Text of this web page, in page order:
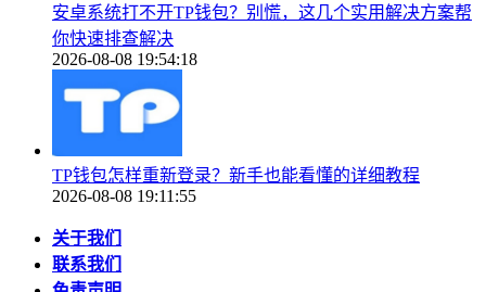
安卓系统打不开TP钱包？别慌，这几个实用解决方案帮
你快速排查解决
2026-08-08 19:54:18
TP钱包怎样重新登录？新手也能看懂的详细教程
2026-08-08 19:11:55
关于我们
联系我们